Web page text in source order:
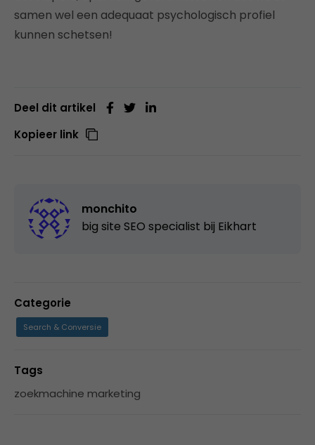
samen wel een adequaat psychologisch profiel
kunnen schetsen!
Deel dit artikel
Kopieer link
monchito
big site SEO specialist bij Eikhart
Categorie
Search & Conversie
Tags
zoekmachine marketing